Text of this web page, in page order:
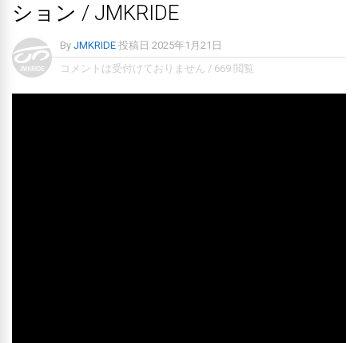
ション / JMKRIDE
By JMKRIDE 投稿日 2025年1月21日
コメントは受付けておりません / 669 閲覧